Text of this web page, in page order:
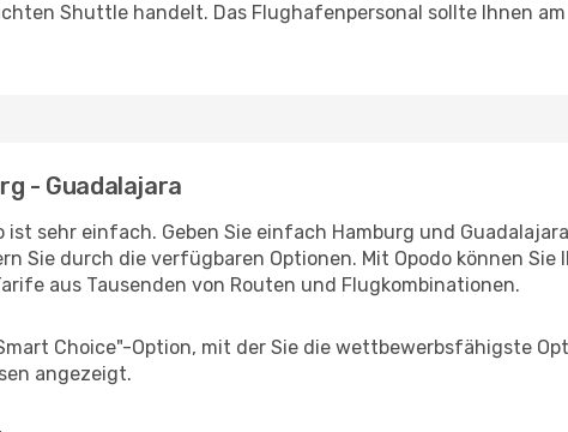
Shuttle handelt. Das Flughafenpersonal sollte Ihnen
- Guadalajara
sehr einfach. Geben Sie einfach Hamburg und
Sie durch die verfügbaren Optionen. Mit Opodo können Sie
aus Tausenden von Routen und Flugkombinationen.
Choice"-Option, mit der Sie die wettbewerbsfähigste
angezeigt.